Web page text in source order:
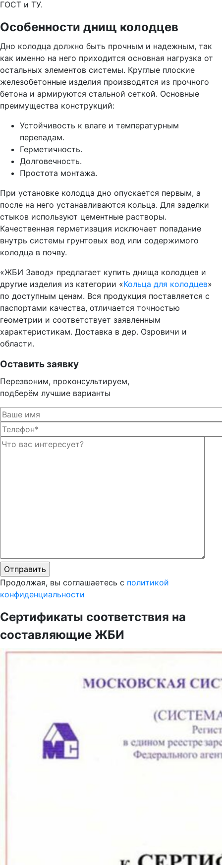
ГОСТ и ТУ.
Особенности днищ колодцев
Дно колодца должно быть прочным и надежным, так
как именно на него приходится основная нагрузка от
остальных элементов системы. Круглые плоские
железобетонные изделия производятся из прочного
бетона и армируются стальной сеткой. Основные
преимущества конструкций:
Устойчивость к влаге и температурным
перепадам.
Герметичность.
Долговечность.
Простота монтажа.
При установке колодца дно опускается первым, а
после на него устанавливаются кольца. Для заделки
стыков используют цементные растворы.
Качественная герметизация исключает попадание
внутрь системы грунтовых вод или содержимого
колодца в почву.
«ЖБИ Завод» предлагает купить днища колодцев и
другие изделия из категории «Кольца для колодцев»
по доступным ценам. Вся продукция поставляется с
паспортами качества, отличается точностью
геометрии и соответствует заявленным
характеристикам. Доставка в дер. Озровичи и
области.
Оставить заявку
Перезвоним, проконсультируем,
подберём лучшие варианты
Продолжая, вы соглашаетесь с политикой
конфиденциальности
Сертификаты соответствия на
составляющие ЖБИ